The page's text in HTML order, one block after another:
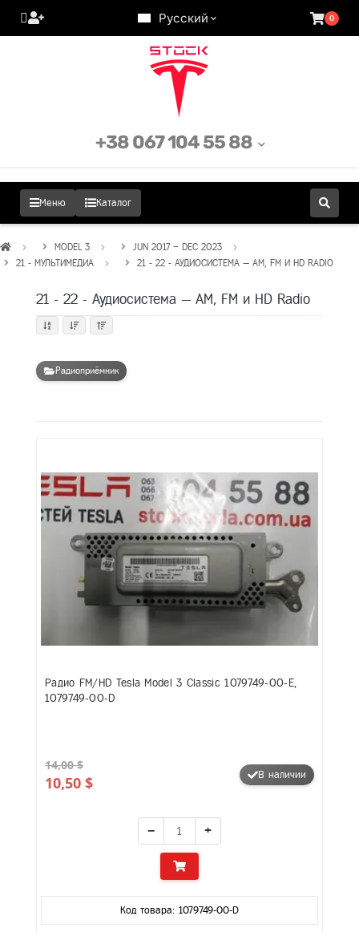
Русский 0
Меню Каталог
+38 067 104 55 88
MODEL 3
JUN 2017 – DEC 2023
21 - МУЛЬТИМЕДИА
21 - 22 - АУДИОСИСТЕМА — AM, FM И HD RADIO
21 - 22 - Аудиосистема — AM, FM и HD Radio
Радиоприёмник
Радио FM/HD Tesla Model 3 Classic 1079749-00-E,
1079749-00-D
14,00 $
10,50 $ В наличии
− +
Код товара: 1079749-00-D